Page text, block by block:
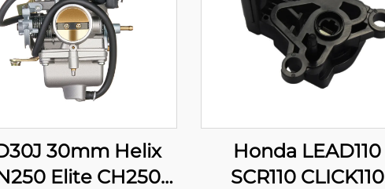
30mm Helix
Elite CH250
Honda LEAD110
SCR110 CLICK110